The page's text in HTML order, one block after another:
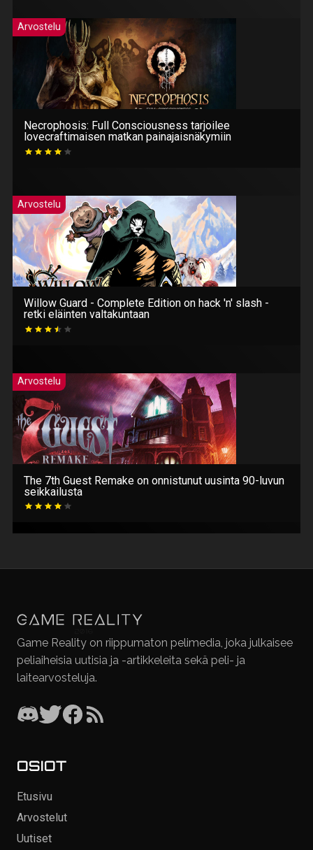
Arvostelu
Necrophosis: Full Consciousness tarjoilee
lovecraftimaisen matkan painajaisnäkymiin
Arvostelu
Willow Guard - Complete Edition on hack 'n' slash -
retki eläinten valtakuntaan
Arvostelu
The 7th Guest Remake on onnistunut uusinta 90-luvun
seikkailusta
Game Reality on riippumaton pelimedia, joka julkaisee
peliaiheisia uutisia ja -artikkeleita sekä peli- ja
laitearvosteluja.
OSIOT
Etusivu
Arvostelut
Uutiset